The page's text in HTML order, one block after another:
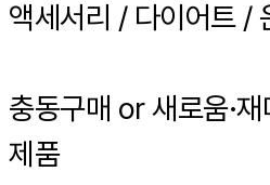
액세서리 / 다이어트 /
충동구매 or 새로움·
제품